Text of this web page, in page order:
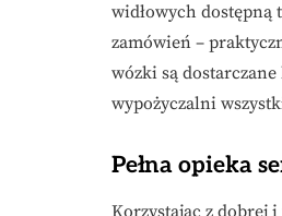
widłowych dostępną
zamówień –
wózki są
wypożyczalni
Pełna opieka